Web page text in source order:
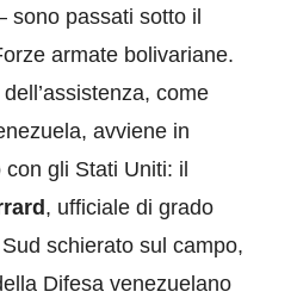
passati sotto il
armate bolivariane.
come
avviene in
gli Stati Uniti: il
, ufficiale di grado
schierato sul campo,
Difesa venezuelano